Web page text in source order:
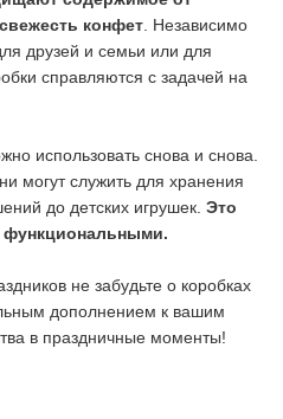
конфет . Независимо
друзей и семьи или для
справляются с задачей на
использовать снова и снова.
могут служить для хранения
до детских игрушек. Это
функциональными.
не забудьте о коробках
дополнением к вашим
в праздничные моменты!